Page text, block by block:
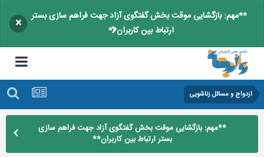
**مهم: بازگشایی موقت بخش گفتگوی آزاد جهت فراهم سازی بستر
ارتباط بین کاربران**
×
ازدواج و مسائل زناشویی
**مهم: بازگشایی موقت بخش گفتگوی آزاد جهت فراهم سازی
بستر ارتباط بین کاربران**